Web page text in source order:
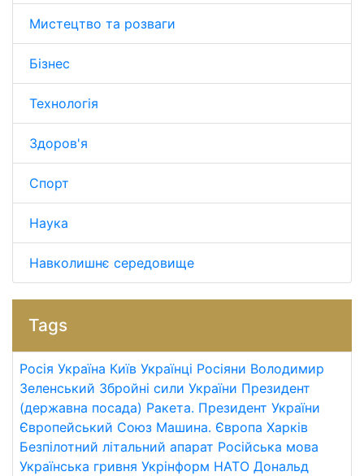
Мистецтво та розваги
Бізнес
Технологія
Здоров'я
Спорт
Наука
Навколишнє середовище
Tags
Росія Україна Київ Українці Росіяни Володимир
Зеленський Збройні сили України Президент
(державна посада) Ракета. Президент України
Європейський Союз Машина. Європа Харків
Безпілотний літальний апарат Російська мова
Українська гривня Укрінформ НАТО Дональд